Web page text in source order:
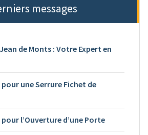
messages
de Monts : Votre Expert en
pour une Serrure Fichet de
l’Ouverture d’une Porte